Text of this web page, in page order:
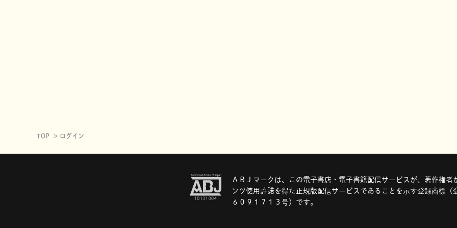
TOP ログイン
ＡＢＪマークは、この電子書店・電子書籍配信サービスが、著作権者
ンツ使用許諾を得た正規版配信サービスであることを示す登録商標（
６０９１７１３号）です。